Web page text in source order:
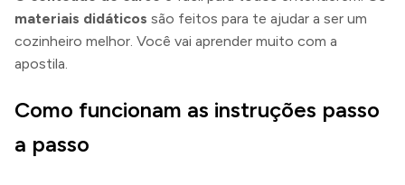
materiais didáticos são feitos para te ajudar a ser um
cozinheiro melhor. Você vai aprender muito com a
apostila.
Como funcionam as instruções passo
a passo